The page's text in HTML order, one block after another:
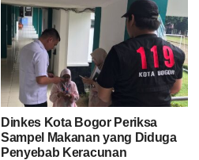
Dinkes Kota Bogor Periksa
Sampel Makanan yang Diduga
Penyebab Keracunan